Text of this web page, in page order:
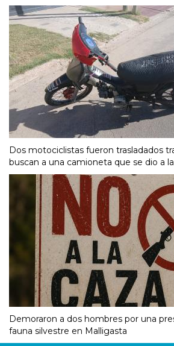
Dos motociclistas fueron trasladados
buscan a una camioneta que se dio a
Demoraron a dos hombres por una
fauna silvestre en Malligasta